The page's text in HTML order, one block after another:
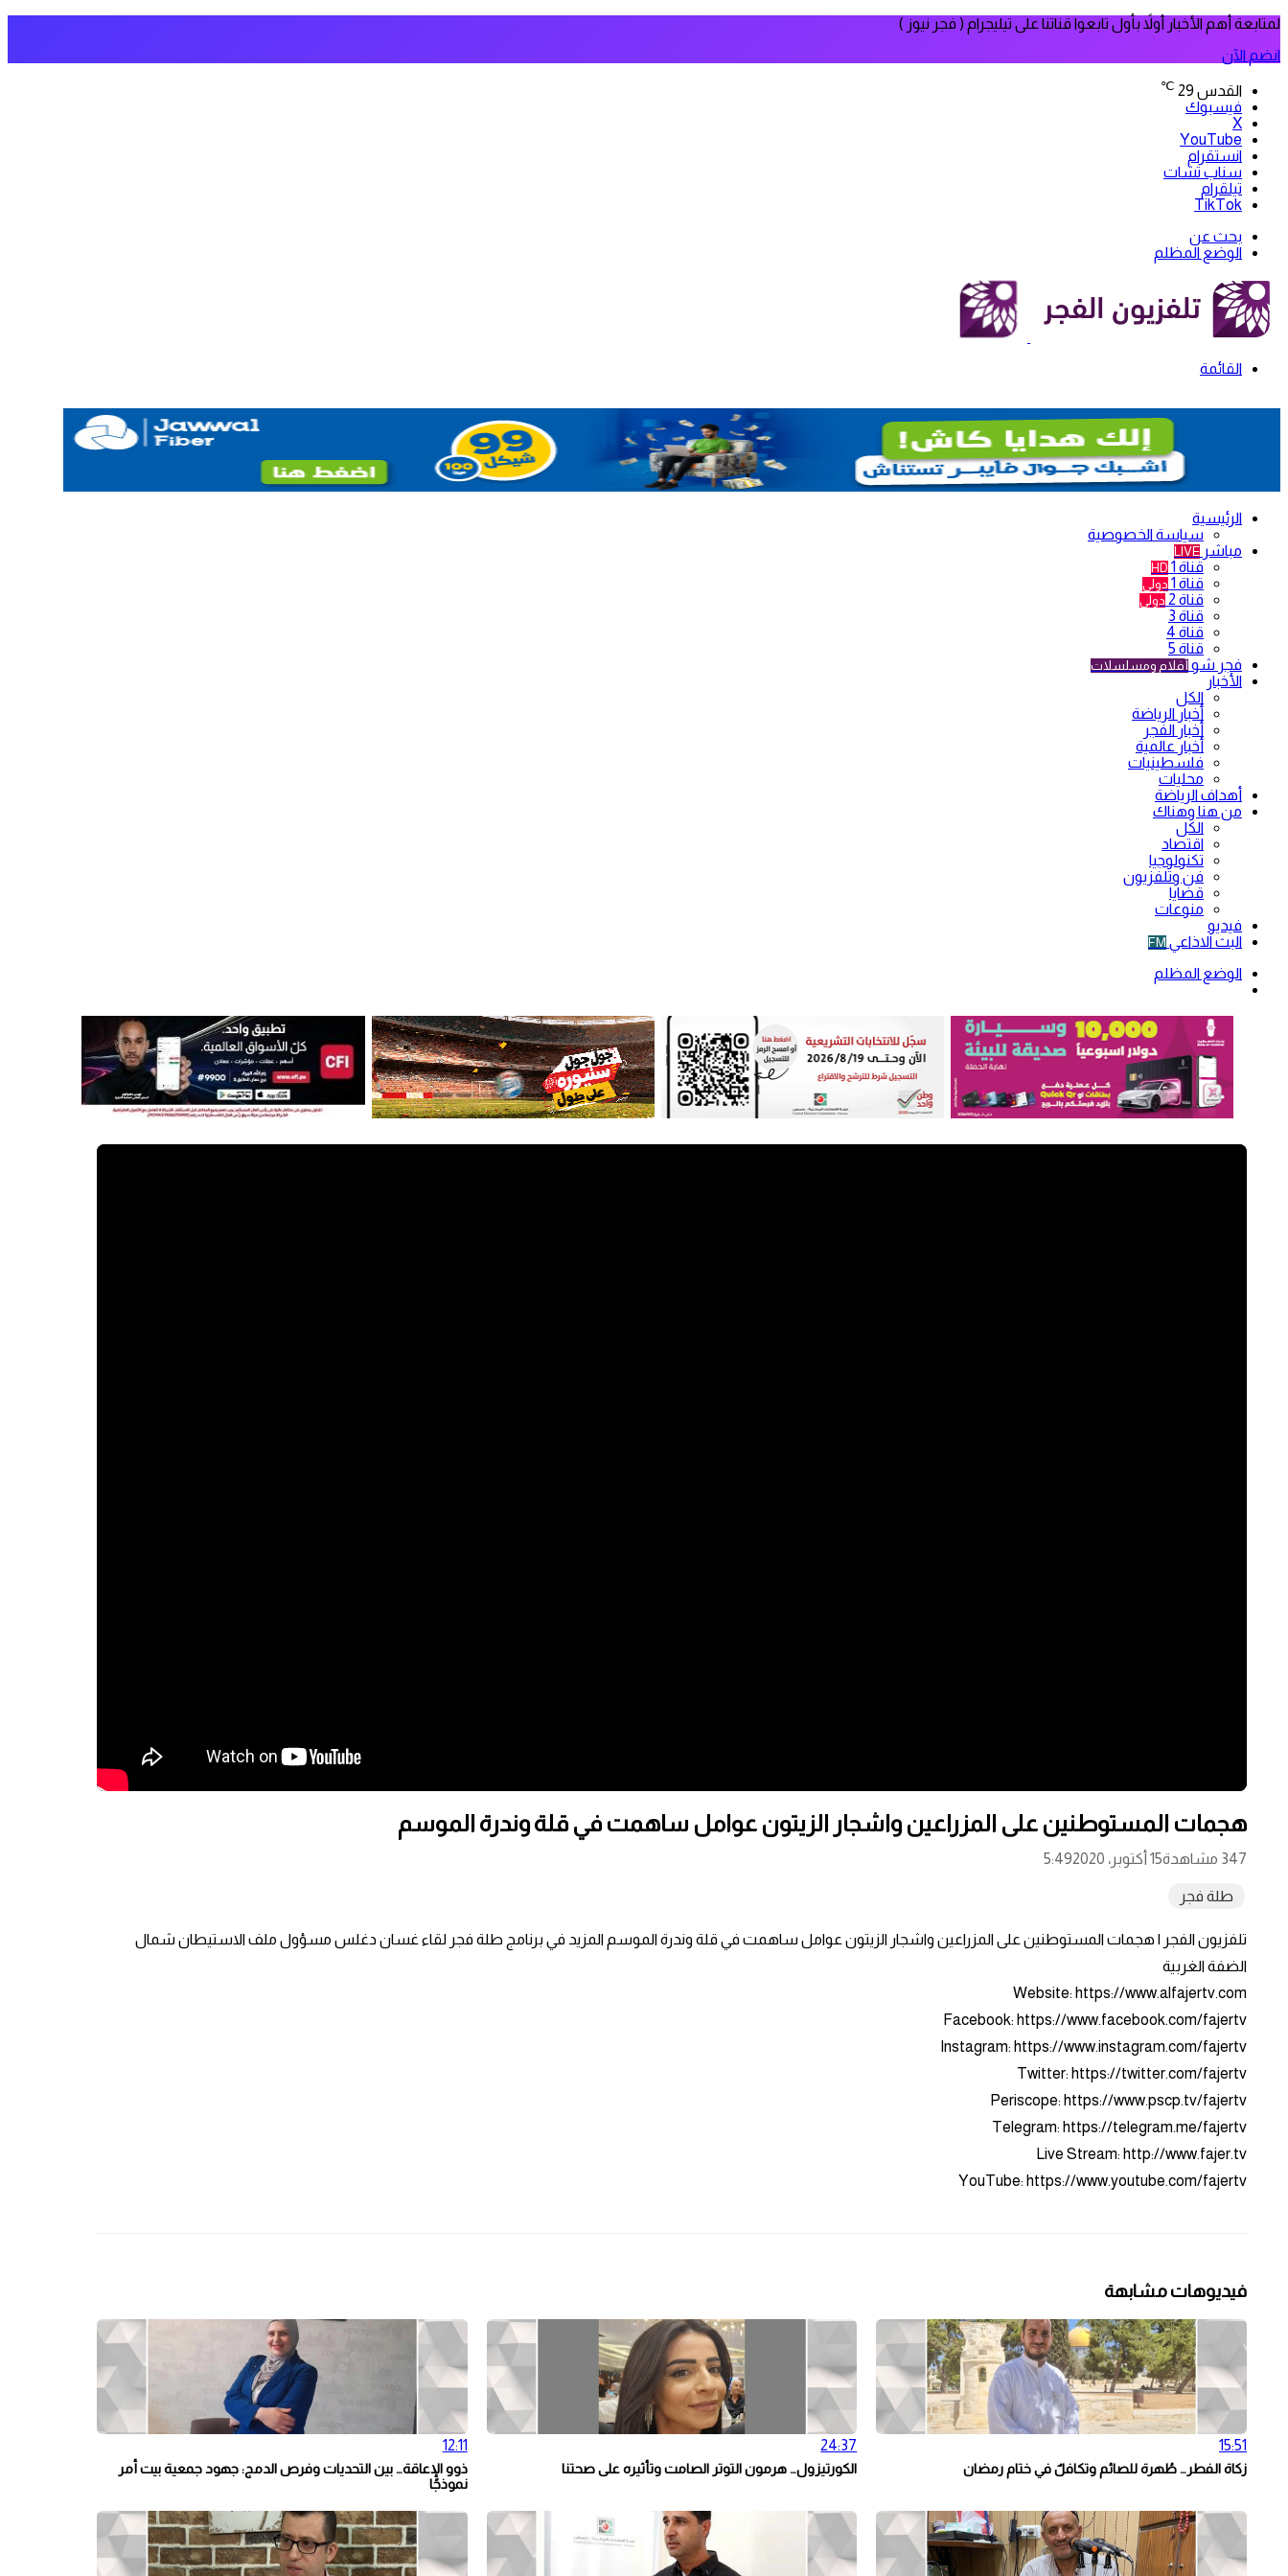
لمتابعة أهم الأخبار أولاً بأول تابعوا قناتنا على تيليجرام ( فجر نيوز )
انضم الآن
القدس 29
℃
فيسبوك
‫X
‫YouTube
انستقرام
سناب تشات
تيلقرام
‫TikTok
بحث عن
الوضع المظلم
القائمة
الرئيسية
سياسة الخصوصية
مباشر LIVE
قناة 1 HD
قناة 1 دولي
قناة 2 دولي
قناة 3
قناة 4
قناة 5
فجر شو أفلام ومسلسلات
الأخبار
الكل
أخبار الرياضة
أخبار الفجر
أخبار عالمية
فلسطينيات
محليات
أهداف الرياضة
من هنا وهناك
الكل
اقتصاد
تكنولوجيا
فن وتلفزيون
قضايا
منوعات
فيديو
البث الاذاعي FM
الوضع المظلم
هجمات المستوطنين على المزراعين واشجار الزيتون عوامل ساهمت في قلة وندرة الموسم
347 مشاهدة 15 أكتوبر، 2020 5:49
طلة فجر
تلفزيون الفجر | هجمات المستوطنين على المزراعين واشجار الزيتون عوامل ساهمت في قلة وندرة الموسم المزيد في برنامج طلة فجر لقاء غسان دغلس مسؤول ملف الاستيطان شمال
الضفة الغربية
Website: https://www.alfajertv.com
Facebook: https://www.facebook.com/fajertv
Instagram: https://www.instagram.com/fajertv
Twitter: https://twitter.com/fajertv
Periscope: https://www.pscp.tv/fajertv
Telegram: https://telegram.me/fajertv
Live Stream: http://www.fajer.tv
YouTube: https://www.youtube.com/fajertv
فيديوهات مشابهة
15:51
زكاة الفطر… طُهرة للصائم وتكافلٌ في ختام رمضان
24:37
الكورتيزول… هرمون التوتر الصامت وتأثيره على صحتنا
12:11
ذوو الإعاقة… بين التحديات وفرص الدمج: جهود جمعية بيت أمر
نموذجًا